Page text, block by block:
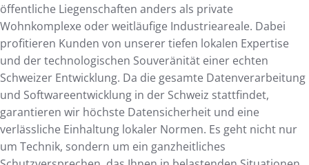
öffentliche Liegenschaften anders als private
Wohnkomplexe oder weitläufige Industrieareale. Dabei
profitieren Kunden von unserer tiefen lokalen Expertise
und der technologischen Souveränität einer echten
Schweizer Entwicklung. Da die gesamte Datenverarbeitung
und Softwareentwicklung in der Schweiz stattfindet,
garantieren wir höchste Datensicherheit und eine
verlässliche Einhaltung lokaler Normen. Es geht nicht nur
um Technik, sondern um ein ganzheitliches